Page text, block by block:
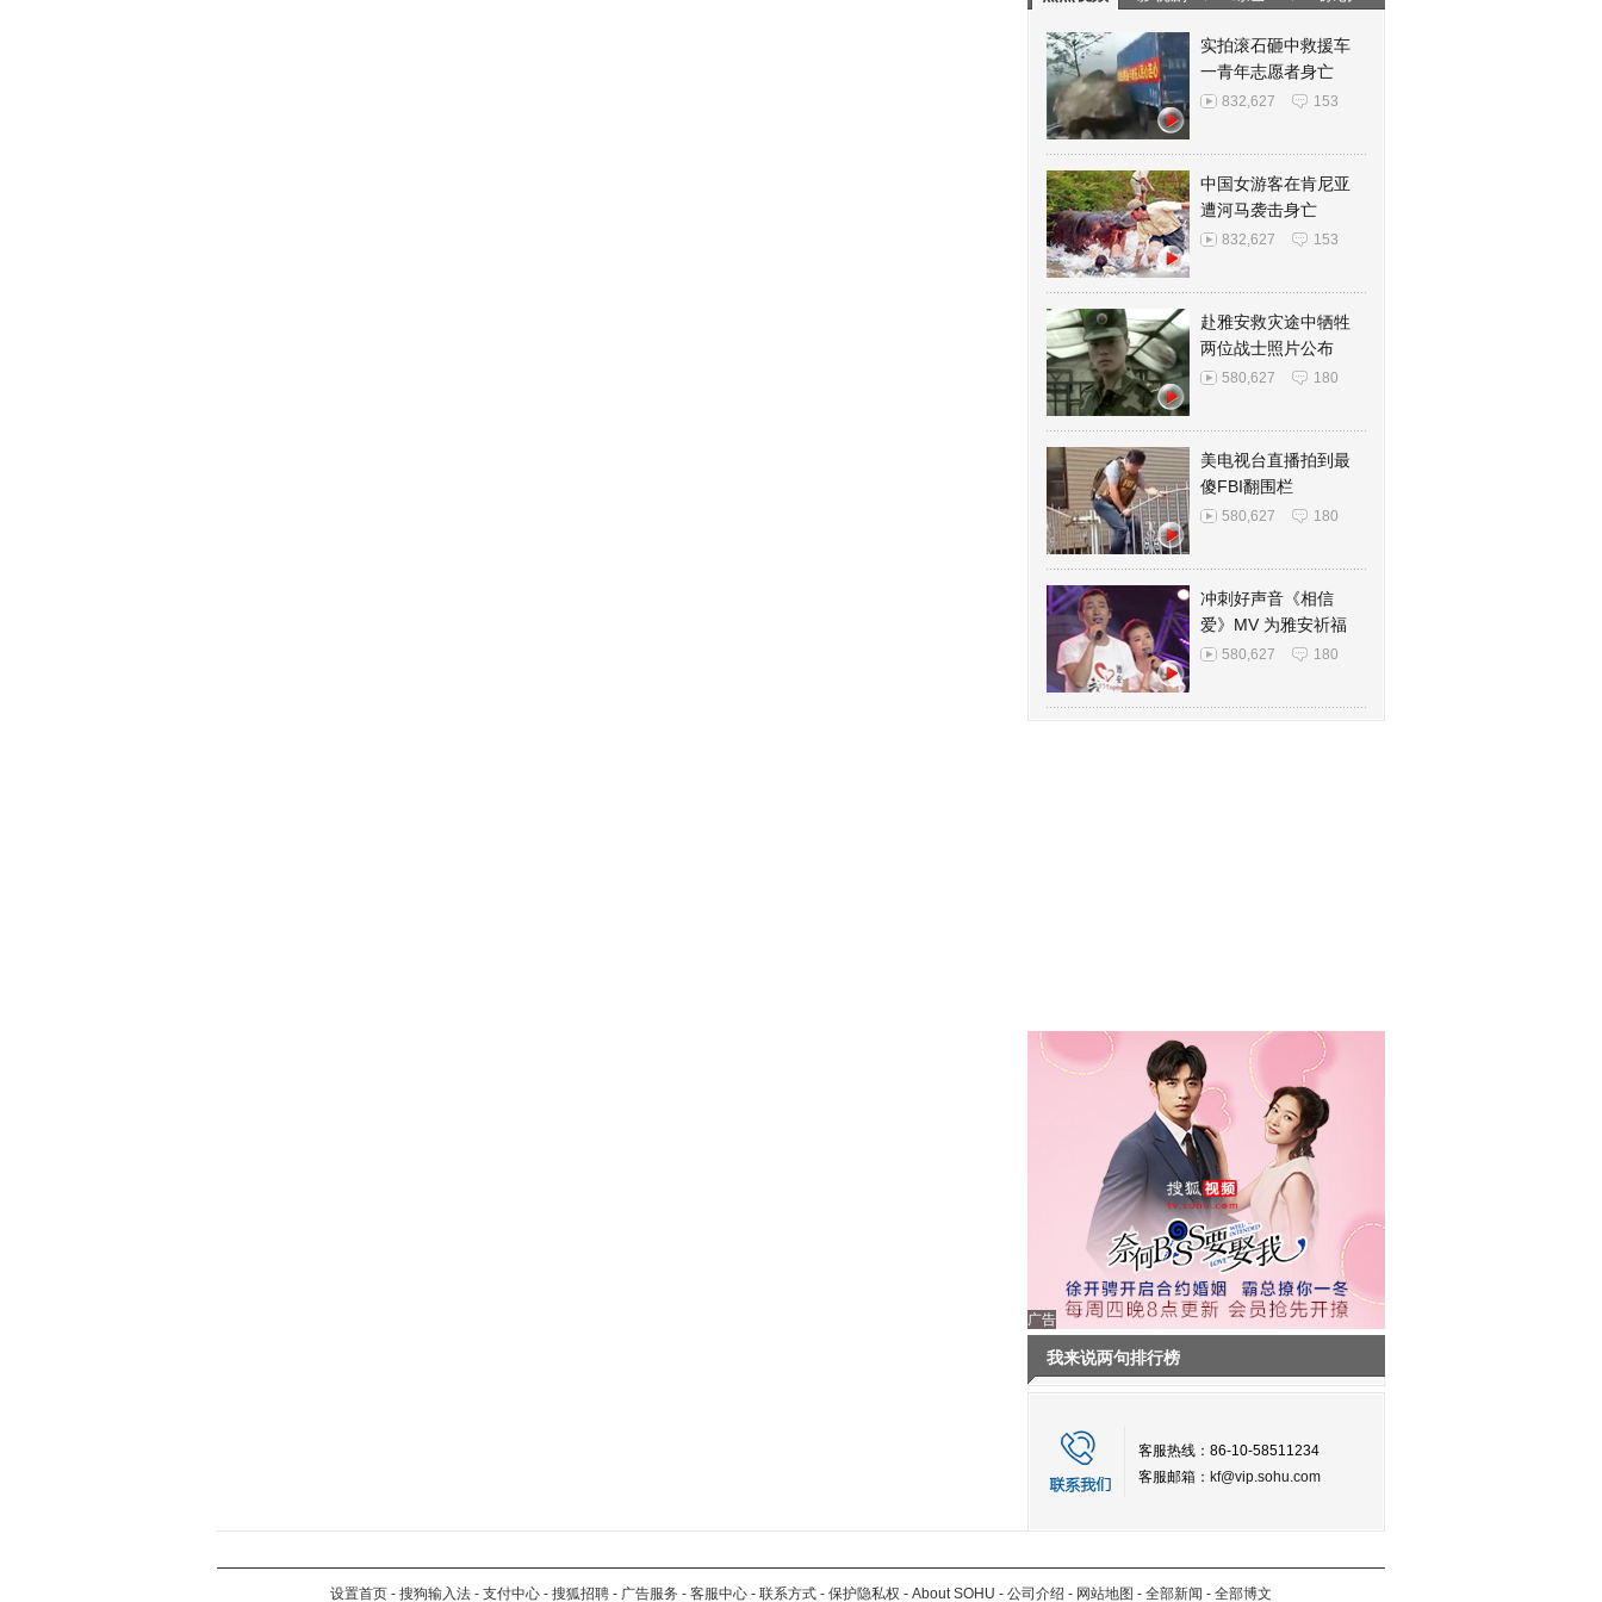
实拍滚石砸中救援车
一青年志愿者身亡
832,627 153
中国女游客在肯尼亚
遭河马袭击身亡
832,627 153
赴雅安救灾途中牺牲
两位战士照片公布
580,627 180
美电视台直播拍到最
傻FBI翻围栏
580,627 180
冲刺好声音《相信
爱》MV 为雅安祈福
580,627 180
广告
我来说两句排行榜
客服热线：86-10-58511234
客服邮箱： kf@vip.sohu.com
设置首页 - 搜狗输入法 - 支付中心 - 搜狐招聘 - 广告服务 - 客服中心 - 联系方式 - 保护隐私权 - About SOHU - 公司介绍 - 网站地图 - 全部新闻 - 全部博文